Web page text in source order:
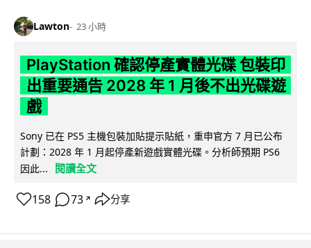
Lawton 23 小時
PlayStation 確認停產實體光碟 包裝印
出重要通告 2028 年 1 月後不出光碟遊
戲
Sony 已在 PS5 主機包裝加貼提示貼紙，重申官方 7 月已公布
計劃：2028 年 1 月起停產新遊戲實體光碟。分析師預期 PS6
因此...
閱讀全文
158 73 ↗ 分享